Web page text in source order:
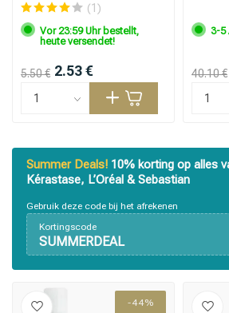
(1)
Vor 23:59 Uhr bestellt,
heute versendet!
5.50 € 2.53 €
3-5
40.10 €
Summer Deals! 10% korting op alles
Kérastase, L’Oréal & Sebastian
Gebruik deze code bij het afrekenen
Kortingscode
SUMMERDEAL
-44%